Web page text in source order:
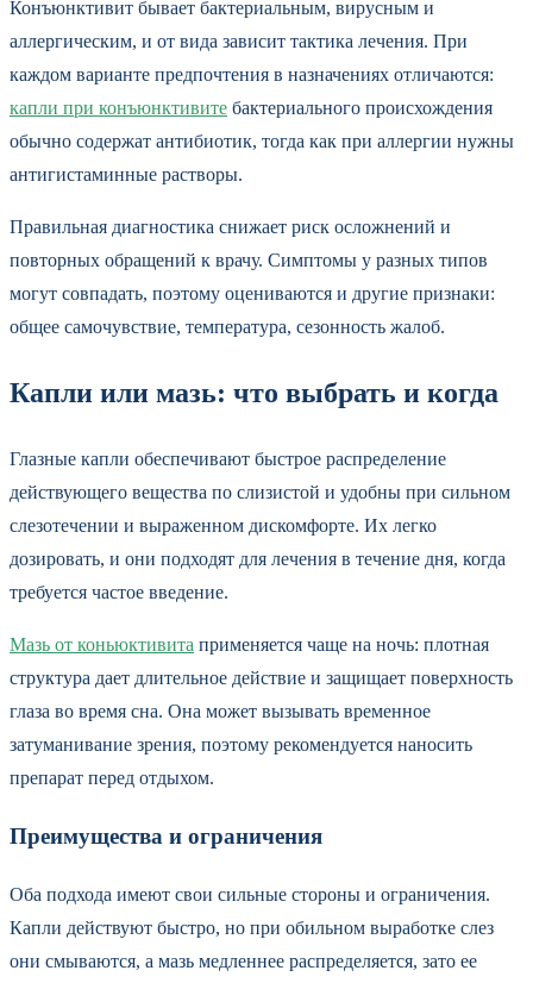
Конъюнктивит бывает бактериальным, вирусным и
аллергическим, и от вида зависит тактика лечения. При
каждом варианте предпочтения в назначениях отличаются:
капли при конъюнктивите бактериального происхождения
обычно содержат антибиотик, тогда как при аллергии нужны
антигистаминные растворы.
Правильная диагностика снижает риск осложнений и
повторных обращений к врачу. Симптомы у разных типов
могут совпадать, поэтому оцениваются и другие признаки:
общее самочувствие, температура, сезонность жалоб.
Капли или мазь: что выбрать и когда
Глазные капли обеспечивают быстрое распределение
действующего вещества по слизистой и удобны при сильном
слезотечении и выраженном дискомфорте. Их легко
дозировать, и они подходят для лечения в течение дня, когда
требуется частое введение.
Мазь от коньюктивита применяется чаще на ночь: плотная
структура дает длительное действие и защищает поверхность
глаза во время сна. Она может вызывать временное
затуманивание зрения, поэтому рекомендуется наносить
препарат перед отдыхом.
Преимущества и ограничения
Оба подхода имеют свои сильные стороны и ограничения.
Капли действуют быстро, но при обильном выработке слез
они смываются, а мазь медленнее распределяется, зато ее